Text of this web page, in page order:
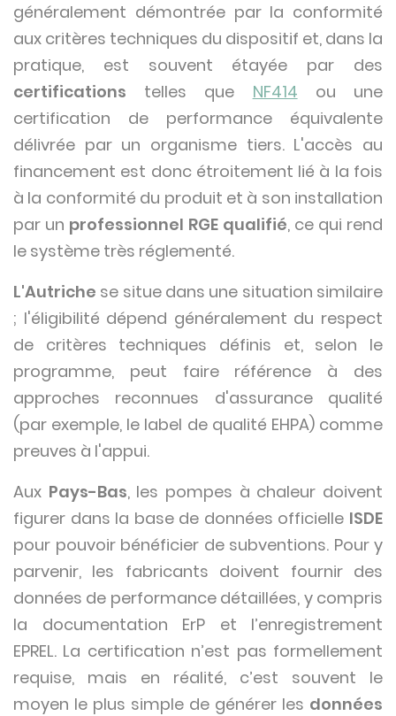
généralement démontrée par la conformité
aux critères techniques du dispositif et, dans la
pratique, est souvent étayée par des
certifications telles que NF414 ou une
certification de performance équivalente
délivrée par un organisme tiers. L'accès au
financement est donc étroitement lié à la fois
à la conformité du produit et à son installation
par un professionnel RGE qualifié, ce qui rend
le système très réglementé.
L'Autriche se situe dans une situation similaire
; l'éligibilité dépend généralement du respect
de critères techniques définis et, selon le
programme, peut faire référence à des
approches reconnues d'assurance qualité
(par exemple, le label de qualité EHPA) comme
preuves à l'appui.
Aux Pays-Bas, les pompes à chaleur doivent
figurer dans la base de données officielle ISDE
pour pouvoir bénéficier de subventions. Pour y
parvenir, les fabricants doivent fournir des
données de performance détaillées, y compris
la documentation ErP et l’enregistrement
EPREL. La certification n’est pas formellement
requise, mais en réalité, c’est souvent le
moyen le plus simple de générer les données